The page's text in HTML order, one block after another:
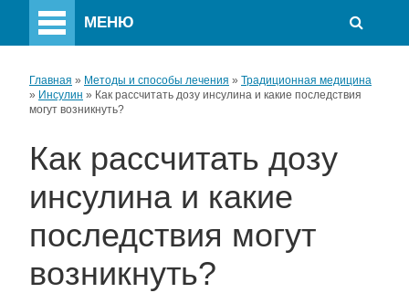
МЕНЮ
Главная » Методы и способы лечения » Традиционная медицина
» Инсулин » Как рассчитать дозу инсулина и какие последствия
могут возникнуть?
Как рассчитать дозу
инсулина и какие
последствия могут
возникнуть?